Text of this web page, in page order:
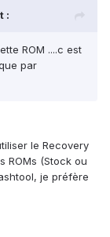
:
ROM ....c est
par
le Recovery
ROMs (Stock ou
je préfère